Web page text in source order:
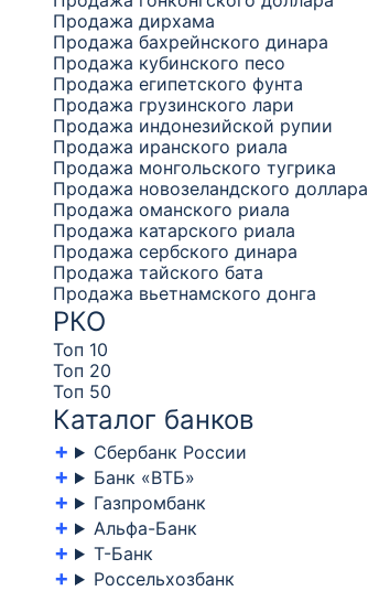
Продажа дирхама
Продажа бахрейнского динара
Продажа кубинского песо
Продажа египетского фунта
Продажа грузинского лари
Продажа индонезийской рупии
Продажа иранского риала
Продажа монгольского тугрика
Продажа новозеландского доллара
Продажа оманского риала
Продажа катарского риала
Продажа сербского динара
Продажа тайского бата
Продажа вьетнамского донга
РКО
Топ 10
Топ 20
Топ 50
Каталог банков
Сбербанк России
Банк «ВТБ»
Газпромбанк
Альфа-Банк
Т-Банк
Россельхозбанк